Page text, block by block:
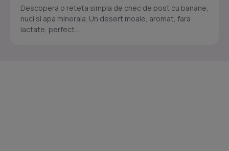
Descopera o reteta simpla de chec de post cu banane,
nuci si apa minerala. Un desert moale, aromat, fara
lactate, perfect...